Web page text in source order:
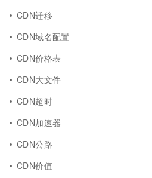
CDN迁移
CDN域名配置
CDN价格表
CDN大文件
CDN超时
CDN加速器
CDN公路
CDN价值